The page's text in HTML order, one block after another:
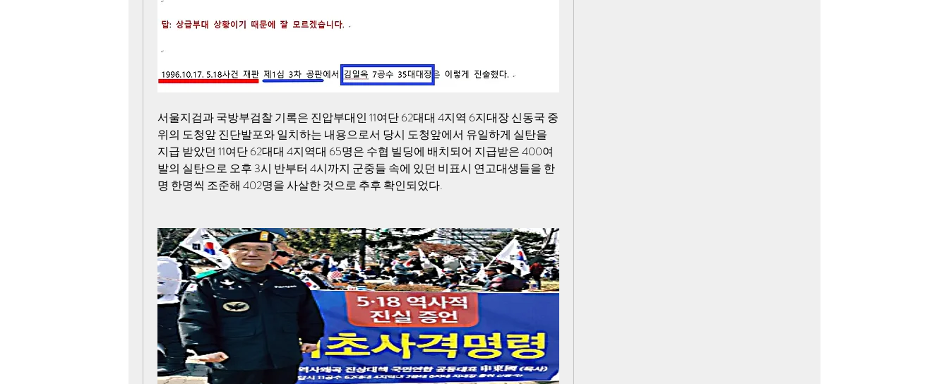
서울지검과 국방부검찰 기록은 진압부대인 11여단 62대대 4지역 6지대장 신동국 중
위의 도청앞 진단발포와 일치하는 내용으로서 당시 도청앞에서 유일하게 실탄을
지급 받았던 11여단 62대대 4지역대 65명은 수협 빌딩에 배치되어 지급받은 400여
발의 실탄으로 오후 3시 반부터 4시까지 군중들 속에 있던 비표시 연고대생들을 한
명 한명씩 조준해 402명을 사살한 것으로 추후 확인되었다.